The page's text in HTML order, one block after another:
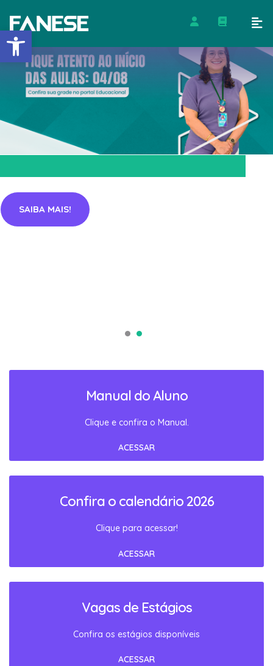
Barra de Ferramentas
SAIBA MAIS!
Manual do Aluno
Clique e confira o Manual.
ACESSAR
Confira o calendário 2026
Clique para acessar!
ACESSAR
Vagas de Estágios
Confira os estágios disponíveis
ACESSAR